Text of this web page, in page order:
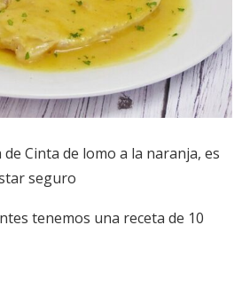
Cinta de lomo a la naranja, es
seguro
tenemos una receta de 10